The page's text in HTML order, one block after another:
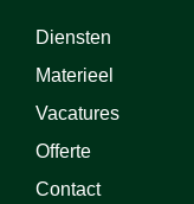
Diensten
Materieel
Vacatures
Offerte
Contact